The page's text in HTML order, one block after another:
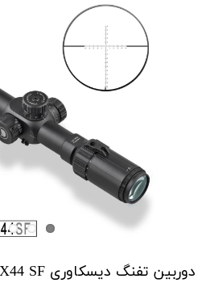
دوربین تفنگ دیسکاوری FFP 4-16X44 SF